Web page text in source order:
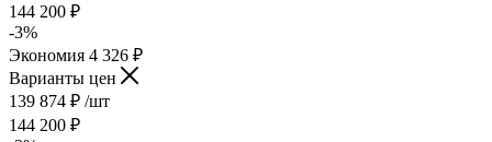
144 200 ₽
-3%
Экономия 4 326 ₽
Варианты цен
139 874 ₽ /шт
144 200 ₽